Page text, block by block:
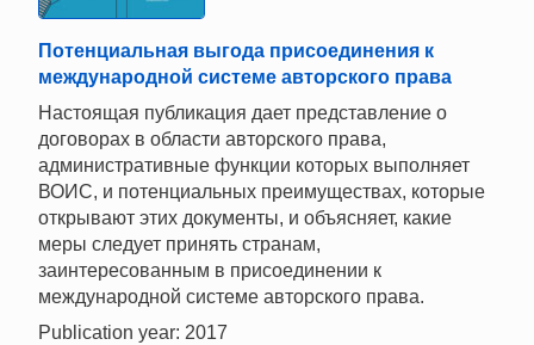
Потенциальная выгода присоединения к
международной системе авторского права
Настоящая публикация дает представление о
договорах в области авторского права,
административные функции которых выполняет
ВОИС, и потенциальных преимуществах, которые
открывают этих документы, и объясняет, какие
меры следует принять странам,
заинтересованным в присоединении к
международной системе авторского права.
Publication year: 2017